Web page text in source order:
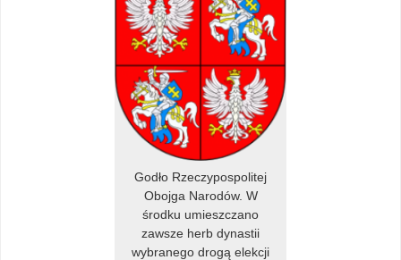
Godło Rzeczypospolitej
Obojga Narodów. W
środku umieszczano
zawsze herb dynastii
wybranego drogą elekcji